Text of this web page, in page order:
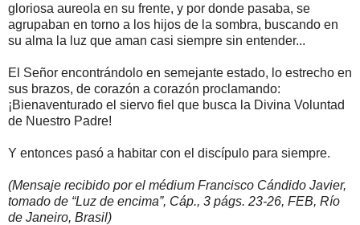
gloriosa aureola en su frente, y por donde pasaba, se
agrupaban en torno a los hijos de la sombra, buscando en
su alma la luz que aman casi siempre sin entender...
El Señor encontrándolo en semejante estado, lo estrecho en
sus brazos, de corazón a corazón proclamando:
¡Bienaventurado el siervo fiel que busca la Divina Voluntad
de Nuestro Padre!
Y entonces pasó a habitar con el discípulo para siempre.
(Mensaje recibido por el médium Francisco Cándido Javier,
tomado de “Luz de encima”, Cáp., 3 págs. 23-26, FEB, Río
de Janeiro, Brasil)